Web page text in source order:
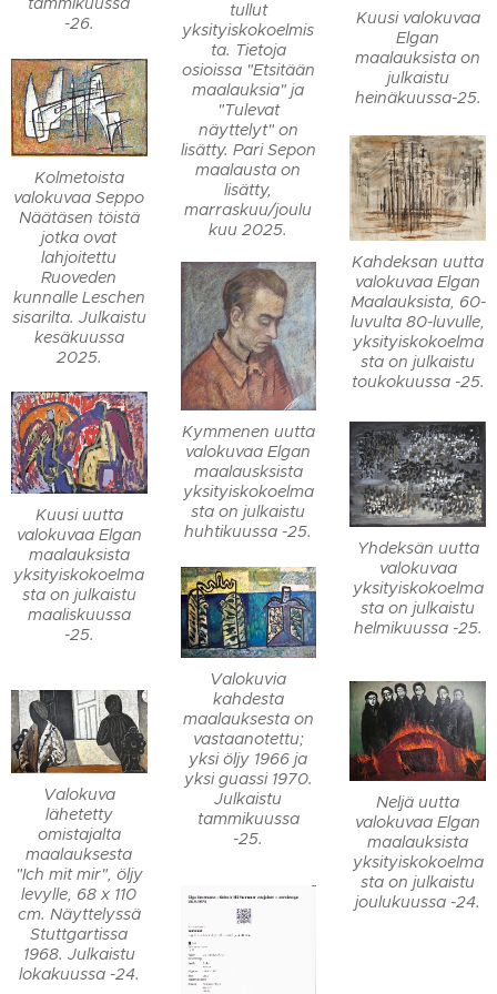
-26.
tullut
yksityiskokoelmis
ta. Tietoja
osioissa "Etsitään
maalauksia" ja
"Tulevat
näyttelyt" on
lisätty. Pari Sepon
maalausta on
lisätty,
marraskuu/joulu
kuu 2025.
Kuusi valokuvaa
Elgan
maalauksista on
julkaistu
heinäkuussa-25.
Kolmetoista
valokuvaa Seppo
Näätäsen töistä
jotka ovat
lahjoitettu
Ruoveden
kunnalle Leschen
sisarilta. Julkaistu
kesäkuussa
2025.
Kahdeksan uutta
valokuvaa Elgan
Maalauksista, 60-
luvulta 80-luvulle,
yksityiskokoelma
sta on julkaistu
toukokuussa -25.
Kymmenen uutta
valokuvaa Elgan
maalausksista
yksityiskokoelma
sta on julkaistu
huhtikuussa -25.
Kuusi uutta
valokuvaa Elgan
maalauksista
yksityiskokoelma
sta on julkaistu
maaliskuussa
-25.
Yhdeksän uutta
valokuvaa
yksityiskokoelma
sta on julkaistu
helmikuussa -25.
Valokuvia
kahdesta
maalauksesta on
vastaanotettu;
yksi öljy 1966 ja
yksi guassi 1970.
Julkaistu
tammikuussa
-25.
Neljä uutta
valokuvaa Elgan
maalauksista
yksityiskokoelma
sta on julkaistu
joulukuussa -24.
Valokuva
lähetetty
omistajalta
maalauksesta
"Ich mit mir", öljy
levylle, 68 x 110
cm. Näyttelyssä
Stuttgartissa
1968. Julkaistu
lokakuussa -24.